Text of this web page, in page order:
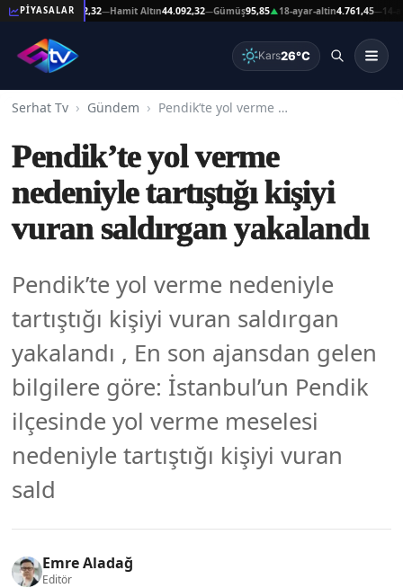
PİYASALAR
Altın44.092,32 —Hamit Altın44.092,32—Gümüş95,85▲18-ayar-altin4.761,45—14-
Kars26°C
Serhat Tv Gündem Pendik’te yol verme nedeniyle tartıştığı kişiyi vuran saldırgan yakalandı
Pendik’te yol verme
nedeniyle tartıştığı kişiyi
vuran saldırgan yakalandı
Pendik’te yol verme nedeniyle
tartıştığı kişiyi vuran saldırgan
yakalandı , En son ajansdan gelen
bilgilere göre: İstanbul’un Pendik
ilçesinde yol verme meselesi
nedeniyle tartıştığı kişiyi vuran
sald
Emre Aladağ
Editör